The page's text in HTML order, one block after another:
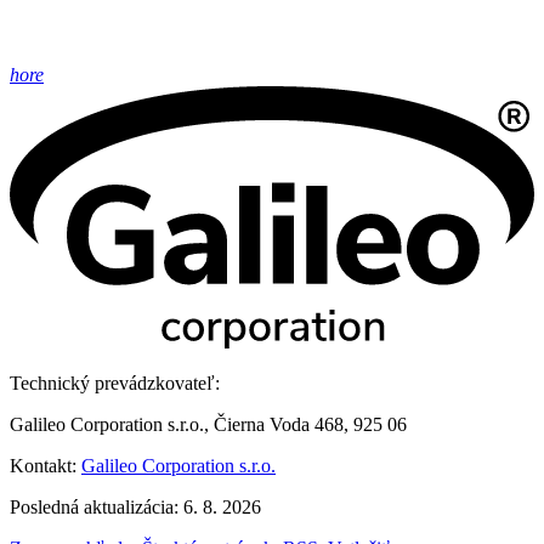
hore
Technický prevádzkovateľ:
Galileo Corporation s.r.o., Čierna Voda 468, 925 06
Kontakt: Galileo Corporation s.r.o.
Posledná aktualizácia: 6. 8. 2026